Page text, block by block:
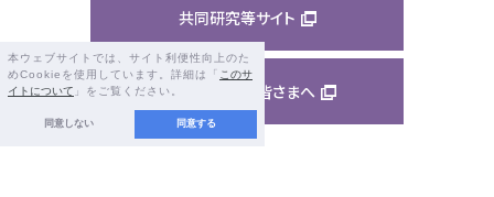
本ウェブサイトでは、サイト利便性向上のた
めCookieを使用しています。詳細は「 このサ
イトについて 」をご覧ください。
同意しない 同意する
共同研究等サイト
ご支援くださる皆さまへ